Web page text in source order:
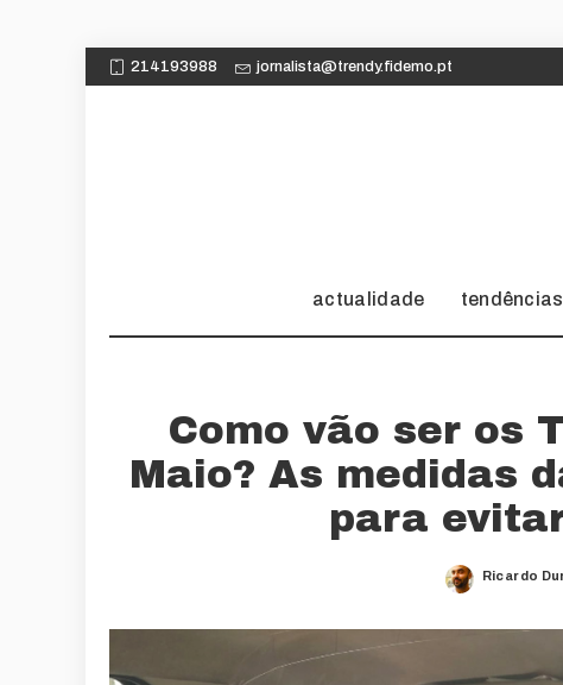
214193988 jornalista@trendy.fidemo.pt
actualidade tendências
Como vão ser os
Maio? As medidas
para
Posted
Ricardo